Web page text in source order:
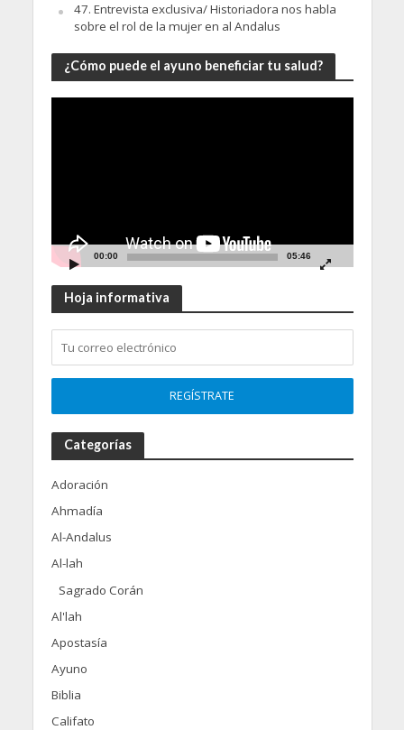
47. Entrevista exclusiva/ Historiadora nos habla
sobre el rol de la mujer en al Andalus
¿Cómo puede el ayuno beneficiar tu salud?
00:00 05:46
Hoja informativa
Categorías
Adoración
Ahmadía
Al-Andalus
Al-lah
Sagrado Corán
Al'lah
Apostasía
Ayuno
Biblia
Califato